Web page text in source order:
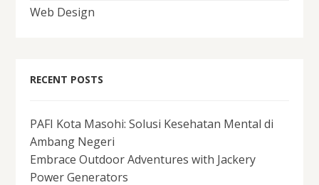
Web Design
RECENT POSTS
PAFI Kota Masohi: Solusi Kesehatan Mental di
Ambang Negeri
Embrace Outdoor Adventures with Jackery
Power Generators